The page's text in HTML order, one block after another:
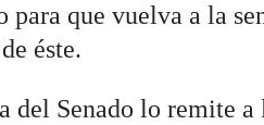
que vuelva a la
éste.
del Senado lo remite a